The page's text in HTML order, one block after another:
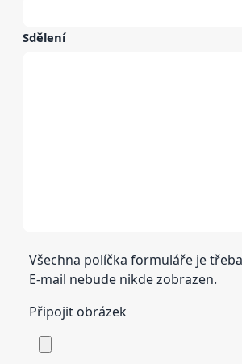
Sdělení
Všechna políčka formuláře je
E-mail nebude nikde zobrazen.
Připojit obrázek